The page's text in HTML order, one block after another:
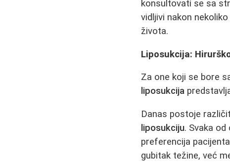
konsultovati se sa
vidljivi nakon
života.
Liposukcija:
Za one koji se bore
liposukcija
Danas postoje
liposukciju. Svaka
preferencija
gubitak težine, već